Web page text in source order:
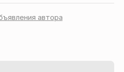
автора
камней, перепадов
можно легко снять, а